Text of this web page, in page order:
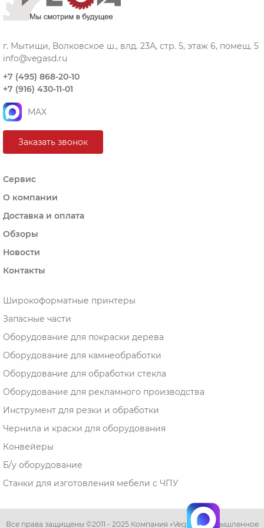
г. Мытищи, Волковское ш., влд. 23А, стр. 5, этаж 6, помещ. 5
info@vegasd.ru
+7 (495) 868-20-10
+7 (916) 430-11-01
MAX
Заказать звонок
Сервис
О компании
Доставка и оплата
Обзоры
Новости
Контакты
Широкоформатные принтеры
Запасные части
Оборудование для покраски дерева
Оборудование для камнеобработки
Оборудование для обработки стекла
Оборудование для рекламного производства
Инструмент для резки и обработки
Чернила и краски для оборудования
Конвейеры
Б/у оборудование
Станки для изготовления мебели с ЧПУ
Все права защищены ©2011 - 2025 Компания «Vega» - промышленное